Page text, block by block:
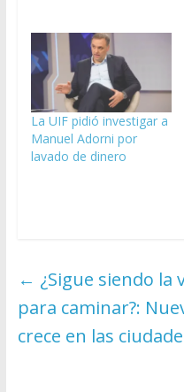
La UIF pidió investigar a
Manuel Adorni por
lavado de dinero
← ¿Sigue siendo
para caminar?:
crece en las